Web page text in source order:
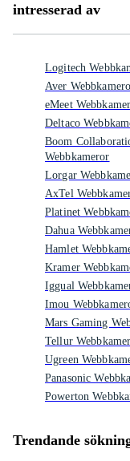
intresserad av
Logitech
Aver
eMeet
Deltaco
Boom
Webbkameror
Lorgar
AxTel
Platinet
Dahua
Hamlet
Kramer
Iggual
Imou
Mars Gaming
Tellur
Ugreen
Panasonic
Powerton
Trendande